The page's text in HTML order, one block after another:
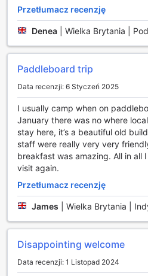
do gry. Zarówno początkujący,
znajdą tu coś dla siebie,
udogodnień oraz możliwości
dniu spędzonym na golfowym
zrelaksować się w przytulnej
pysznymi posiłkami i
Dla tych, którzy preferują piesze
urokliwe trasy prowadzą przez
oferując niezapomniane widoki i
lokalnej flory i fauny. Niezależnie
krótki spacer, czy dłuższą
aktywny relaks na świeżym
miejsce, gdzie sport i natura
oferując niezapomniane
miłośnika aktywnego stylu życia.
Udogodnienia w The Talbot
The Talbot Inn w Ripley to
poszukujących wygody i
pobytu. Goście mogą skorzystać
Przetłumacz recenzję
Denea Wielka Brytania |
Paddleboard trip
Data recenzji: 6 Styczeń 2025
I usually camp when on
January there was no where
stay here, it’s a beautiful old
staff were really very very
breakfast was amazing. All in all
visit again.
Przetłumacz recenzję
James Wielka Brytania |
Disappointing welcome
Data recenzji: 1 Listopad 2024